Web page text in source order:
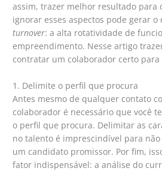
assim, trazer melhor resultado para
ignorar esses aspectos pode gerar
turnover: a alta rotatividade de
empreendimento. Nesse artigo
contratar um colaborador certo para
1. Delimite o perfil que procura
Antes mesmo de qualquer contato
colaborador é necessário que você
o perfil que procura. Delimitar as
no talento é imprescindível para
um candidato promissor. Por fim,
fator indispensável: a análise do